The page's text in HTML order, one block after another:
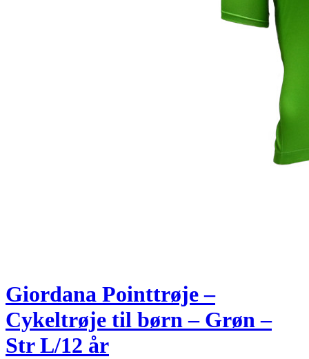
Giordana Pointtrøje –
Cykeltrøje til børn – Grøn –
Str L/12 år